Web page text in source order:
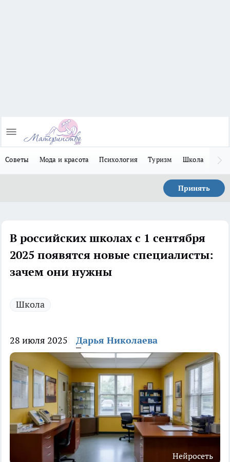
Советы Мода и красота Психология Туризм Школа
Принять
В российских школах с 1 сентября
2025 появятся новые специалисты:
зачем они нужны
Школа
28 июля 2025 Дарья Николаева
Нейросеть